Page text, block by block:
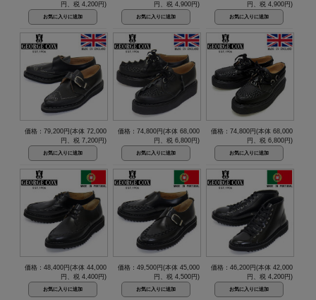
円、税 4,200円)
円、税 4,900円)
円、税 4,900円)
価格：79,200円(本体 72,000
円、税 7,200円)
価格：74,800円(本体 68,000
円、税 6,800円)
価格：74,800円(本体 68,000
円、税 6,800円)
価格：48,400円(本体 44,000
円、税 4,400円)
価格：49,500円(本体 45,000
円、税 4,500円)
価格：46,200円(本体 42,000
円、税 4,200円)